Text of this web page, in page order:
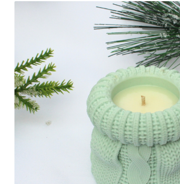
Second Breakfast
Tiny but Mighty
White Sensation